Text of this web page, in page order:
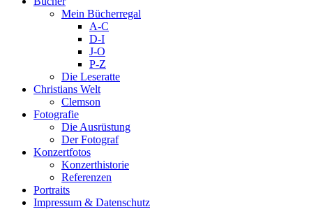
Mein Bücherregal
A-C
D-I
J-O
P-Z
Die Leseratte
Christians Welt
Clemson
Fotografie
Die Ausrüstung
Der Fotograf
Konzertfotos
Konzerthistorie
Referenzen
Portraits
Impressum & Datenschutz